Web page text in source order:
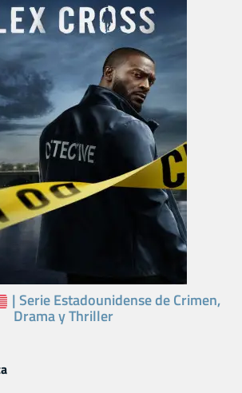
| Serie Estadounidense de Crimen,
Drama y Thriller